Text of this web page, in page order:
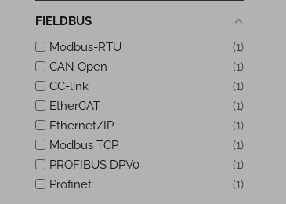
FIELDBUS
Modbus-RTU
1
CAN Open
1
CC-link
1
EtherCAT
1
Ethernet/IP
1
Modbus TCP
1
PROFIBUS DPV0
1
Profinet
1